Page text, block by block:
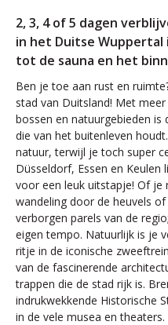
2, 3, 4 of 5 dagen
in het Duitse
tot de sauna en het
Ben je toe aan rust en
stad van Duitsland! Met
bossen en natuurgebieden is
die van het buitenleven
natuur, terwijl je toch super
Düsseldorf, Essen en
voor een leuk uitstapje! Of je
wandeling door de heuvels
verborgen parels van de
eigen tempo. Natuurlijk is je
ritje in de iconische
van de fascinerende
trappen die de stad rijk is.
indrukwekkende Historische
in de vele musea en theaters.